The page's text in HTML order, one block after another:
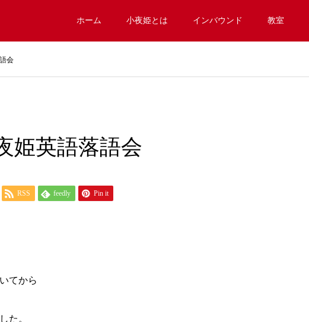
ホーム 小夜姫とは インバウンド 教室
会
姫英語落語会
RSS feedly Pin it
てから
た。